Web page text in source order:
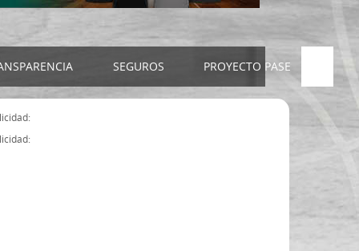
2024
SEGUROS
SEGURO JUDEX
PROYECTO PASE